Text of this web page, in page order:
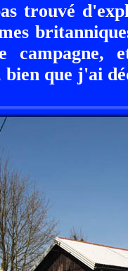
trouvé
campagne,
bien que j'ai